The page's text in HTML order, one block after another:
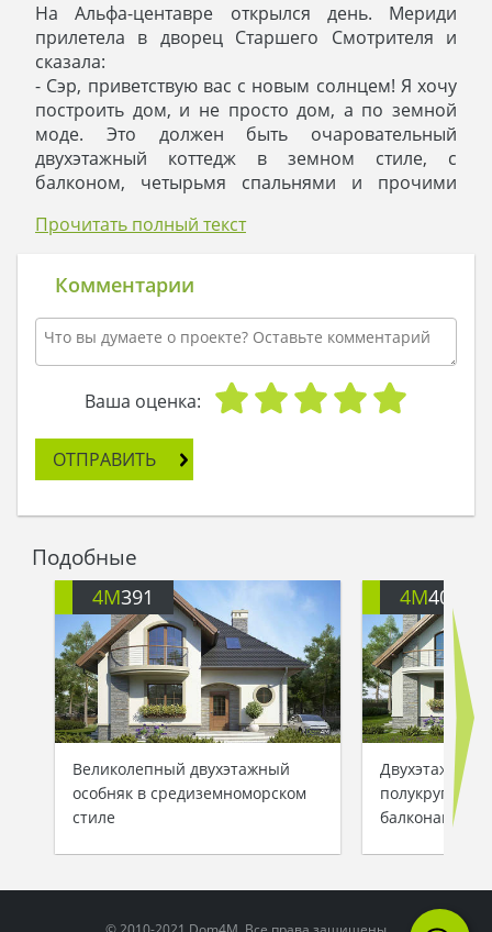
На Альфа-центавре открылся день. Мериди
прилетела в дворец Старшего Смотрителя и
сказала:
- Сэр, приветствую вас с новым солнцем! Я хочу
построить дом, и не просто дом, а по земной
моде. Это должен быть очаровательный
двухэтажный коттедж в земном стиле, с
балконом, четырьмя спальнями и прочими
- Мериди, Ловцы Желаний к твоим услугам.
удивимся всей нашей планетой. А земная мода
печалит меня лишь тем, что земляне не могут
перенять наш опыт. Ведь нашу планету не
фотографирует даже их мощный Хаббл!
Старший Смотритель любил философию, а
потому углублялся в космические
Мериди старалась не отвлекать его,
параллельно обдумывая свой новый дом.
Смотритель снова вспоминал о собеседнике:
- В общем, дорогая, я желаю, чтобы твои четыре
спальни никогда не пустовали, и твой дом был
полон родни и межгалактических гостей.
Стройся на здоровье, и пусть наша планета
восхитится твоим земным домом!
Довольная Мериди улетела к Ловцам Желаний в
предвкушении новоселья и массового веселья,
оставив Старшего Смотрителя думать свои
космические мысли…
Прочитать полный текст
Комментарии
Ваша оценка:
ОТПРАВИТЬ
Подобные
4M391
Великолепный двухэтажный
особняк в средиземноморском
стиле
4M401
Двухэтажный
балконами